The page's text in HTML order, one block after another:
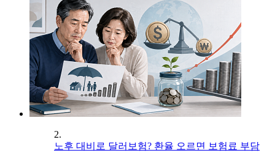
2.
노후 대비로 달러보험? 환율 오르면 보험료 부담